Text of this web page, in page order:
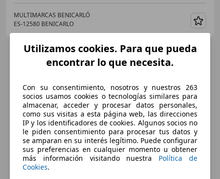
MULTIMARCAS BENICARLÓ
ES-12580 BENICARLO
Utilizamos cookies. Para que pueda
encontrar lo que necesita.
Con su consentimiento, nosotros y nuestros 263
socios usamos cookies o tecnologías similares para
almacenar, acceder y procesar datos personales,
como sus visitas a esta página web, las direcciones
IP y los identificadores de cookies. Algunos socios no
le piden consentimiento para procesar tus datos y
se amparan en su interés legítimo. Puede configurar
sus preferencias en cualquier momento u obtener
más información visitando nuestra Política de
Cookies.